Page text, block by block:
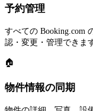
予約管理
すべての Booking.com
認・変更・管理できま
🏠
物件情報の同期